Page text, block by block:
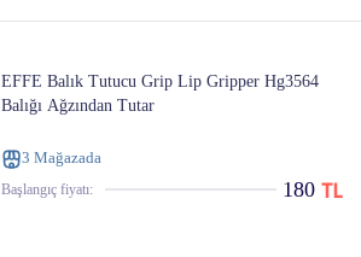
EFFE Balık Tutucu Grip Lip Gripper Hg3564
Balığı Ağzından Tutar
3 Mağazada
Başlangıç ​​fiyatı: 180